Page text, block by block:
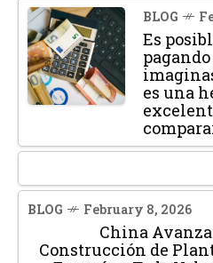
BLOG
Es
es una
BLOG February 8, 2026
China
Construcción de